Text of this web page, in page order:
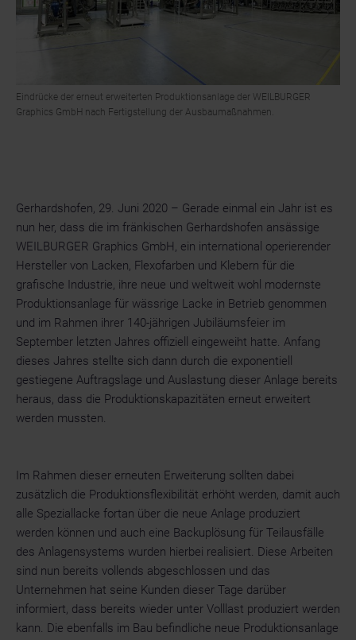
Eindrücke der erneut erweiterten Produktionsanlage der WEILBURGER
Graphics GmbH nach Fertigstellung der Ausbaumaßnahmen.
Gerhardshofen, 29. Juni 2020 – Gerade einmal ein Jahr ist es
nun her, dass die im fränkischen Gerhardshofen ansässige
WEILBURGER Graphics GmbH, ein international operierender
Hersteller von Lacken, Flexofarben und Klebern für die
grafische Industrie, ihre neue und weltweit wohl modernste
Produktionsanlage für wässrige Lacke in Betrieb genommen
und im Rahmen ihrer 140-jährigen Jubiläumsfeier im
September letzten Jahres offiziell eingeweiht hatte. Anfang
dieses Jahres stellte sich dann durch die exponentiell
gestiegene Auftragslage und Auslastung dieser Anlage bereits
heraus, dass die Produktionskapazitäten erneut erweitert
werden mussten.
Im Rahmen dieser erneuten Erweiterung sollten dabei
zusätzlich die Produktionsflexibilität erhöht werden, damit auch
alle Speziallacke fortan über die neue Anlage produziert
werden können und auch eine Backuplösung für Teilausfälle
des Anlagensystems wurden hierbei realisiert. Diese Arbeiten
sind nun bereits vollends abgeschlossen und das
Unternehmen hat seine Kunden dieser Tage darüber
informiert, dass bereits wieder unter Volllast produziert werden
kann. Die ebenfalls im Bau befindliche neue Produktionsanlage